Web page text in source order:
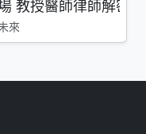
教授醫師律師解密
來